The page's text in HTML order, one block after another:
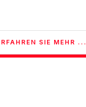
SIE MEHR ...